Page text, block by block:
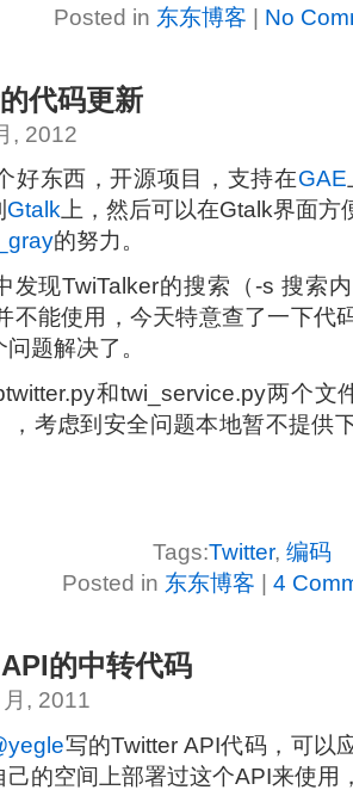
Posted in 东东博客 No
代码更新
, 2012
好东西，开源项目，支持在GAE
Gtalk 上，然后可以在Gtalk界面
的努力。
发现TwiTalker的搜索（-s 搜索
不能使用，今天特意查了一下代
题解决了。
和twi_service.py两个文
，考虑到安全问题本地暂不提供
Tags:Twitter, 编码
Posted in 东东博客 4
的中转代码
, 2011
写的Twitter API代码，可以
己的空间上部署过这个API来使